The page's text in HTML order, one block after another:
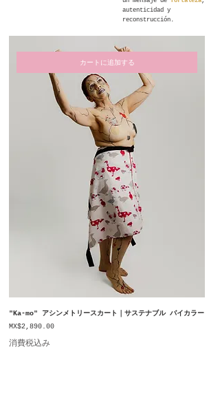
autenticidad y
reconstrucción.
カートに追加する
"Ka-mo" アシンメトリースカート｜サステナブル バイカラー
価格
MX$2,890.00
消費税込み